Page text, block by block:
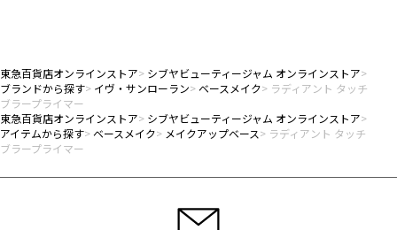
東急百貨店オンラインストア
シブヤビューティージャム オンラインストア
ブランドから探す
イヴ・サンローラン ベースメイク
ラディアント タッチ
ブラープライマー
東急百貨店オンラインストア
シブヤビューティージャム オンラインストア
アイテムから探す ベースメイク メイクアップベース
ラディアント タッチ
ブラープライマー